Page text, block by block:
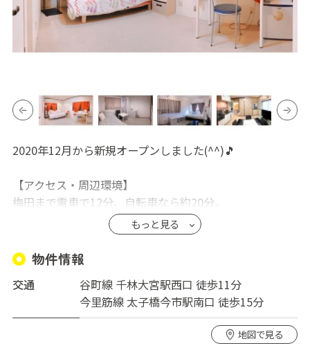
2020年12月から新規オープンしました(^^)🎵
【アクセス・周辺環境】
梅田まで電車で12分、自転車なら約20分。
徒歩圏内にスーパーやコンビニがあり、生活に便利な立
全6室の少人数シェアハウスです。
【共益費に含まれるもの】
水道・光熱費、光Wi-Fi、トイレットペーパーや各種洗剤
などの消耗品。
もっと見る
物件情報
交通
谷町線 千林大宮駅西口 徒歩11分
今里筋線 太子橋今市駅南口 徒歩15分
地図で見る